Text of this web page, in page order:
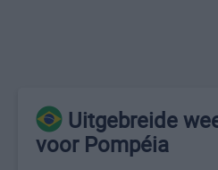
Uitgebreide
voor Pompéia